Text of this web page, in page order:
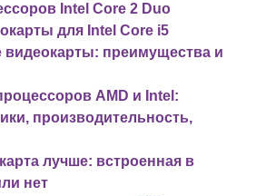
Intel Core 2 Duo
для Intel Core i5
видеокарты: преимущества и
AMD и Intel:
производительность,
лучше: встроенная в
нет